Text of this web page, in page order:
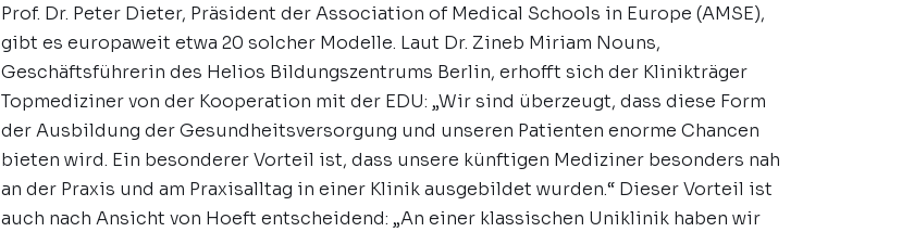
Prof. Dr. Peter Dieter, Präsident der Association of Medical Schools in Europe (AMSE),
gibt es europaweit etwa 20 solcher Modelle. Laut Dr. Zineb Miriam Nouns,
Geschäftsführerin des Helios Bildungszentrums Berlin, erhofft sich der Klinikträger
Topmediziner von der Kooperation mit der EDU: „Wir sind überzeugt, dass diese Form
der Ausbildung der Gesundheitsversorgung und unseren Patienten enorme Chancen
bieten wird. Ein besonderer Vorteil ist, dass unsere künftigen Mediziner besonders nah
an der Praxis und am Praxisalltag in einer Klinik ausgebildet wurden.“ Dieser Vorteil ist
auch nach Ansicht von Hoeft entscheidend: „An einer klassischen Uniklinik haben wir